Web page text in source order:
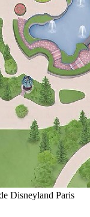
Disneyland Paris